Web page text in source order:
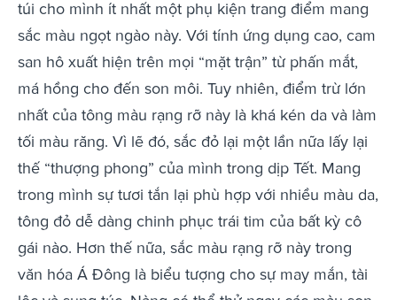
túi cho mình ít nhất một phụ kiện trang điểm mang
sắc màu ngọt ngào này. Với tính ứng dụng cao, cam
san hô xuất hiện trên mọi “mặt trận” từ phấn mắt,
má hồng cho đến son môi. Tuy nhiên, điểm trừ lớn
nhất của tông màu rạng rỡ này là khá kén da và làm
tối màu răng. Vì lẽ đó, sắc đỏ lại một lần nữa lấy lại
thế “thượng phong” của mình trong dịp Tết. Mang
trong mình sự tươi tắn lại phù hợp với nhiều màu da,
tông đỏ dễ dàng chinh phục trái tim của bất kỳ cô
gái nào. Hơn thế nữa, sắc màu rạng rỡ này trong
văn hóa Á Đông là biểu tượng cho sự may mắn, tài